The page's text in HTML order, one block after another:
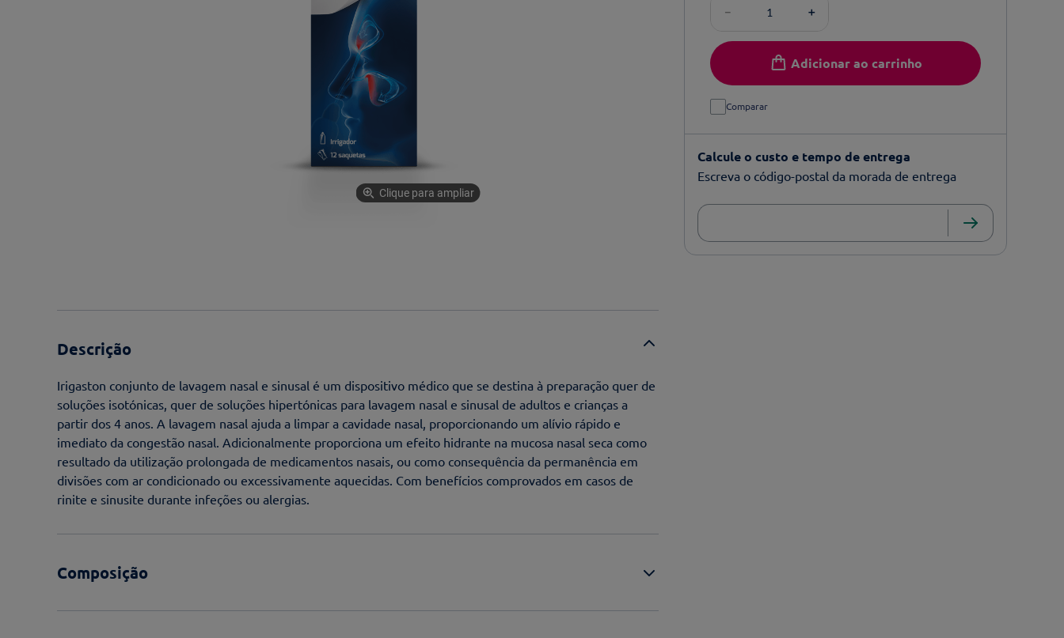
Clique para ampliar
Descrição
Irigaston conjunto de lavagem nasal e sinusal é um dispositivo médico que se destina à preparação quer de
soluções isotónicas, quer de soluções hipertónicas para lavagem nasal e sinusal de adultos e crianças a
partir dos 4 anos. A lavagem nasal ajuda a limpar a cavidade nasal, proporcionando um alívio rápido e
imediato da congestão nasal. Adicionalmente proporciona um efeito hidrante na mucosa nasal seca como
resultado da utilização prolongada de medicamentos nasais, ou como consequência da permanência em
divisões com ar condicionado ou excessivamente aquecidas. Com benefícios comprovados em casos de
rinite e sinusite durante infeções ou alergias.
Composição
＋
－
Adicionar ao carrinho
Comparar
Calcule o custo e tempo de entrega
Escreva o código-postal da morada de entrega